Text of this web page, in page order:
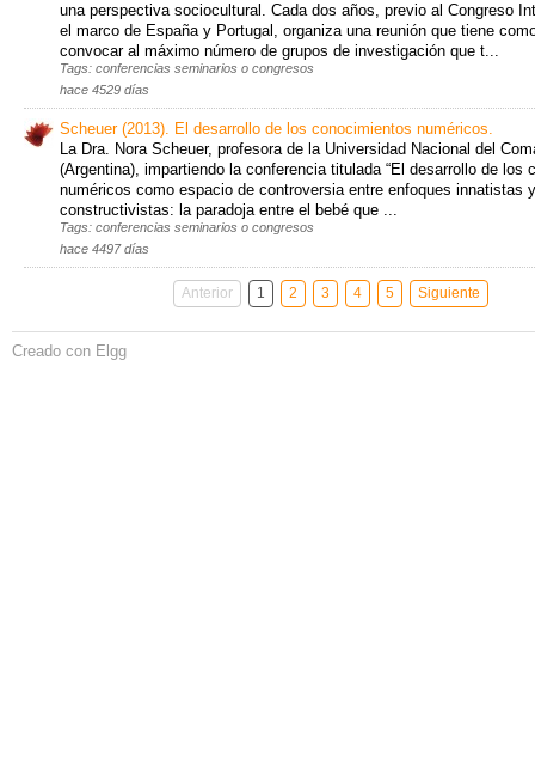
una perspectiva sociocultural. Cada dos años, previo al Congreso
el marco de España y Portugal, organiza una reunión que tiene
convocar al máximo número de grupos de investigación que t...
Tags: conferencias seminarios o congresos
hace 4529 días
Scheuer (2013). El desarrollo de los conocimientos numéricos.
La Dra. Nora Scheuer, profesora de la Universidad Nacional del
(Argentina), impartiendo la conferencia titulada “El desarrollo de los
numéricos como espacio de controversia entre enfoques innatistas
constructivistas: la paradoja entre el bebé que ...
Tags: conferencias seminarios o congresos
hace 4497 días
Anterior 1 2 3 4 5 Siguiente
Creado con Elgg